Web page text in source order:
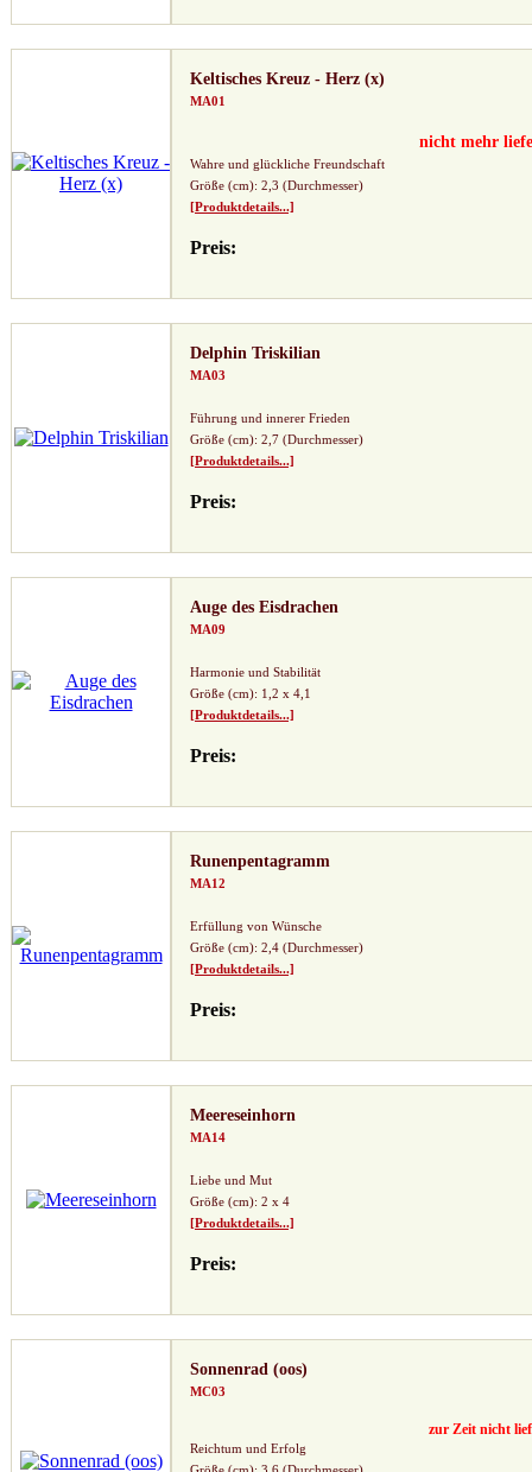
Keltisches Kreuz - Herz (x)
MA01
nicht mehr
Wahre und glückliche Freundschaft
Größe (cm): 2,3 (Durchmesser)
[Produktdetails...]
Preis:
Delphin Triskilian
MA03
Führung und innerer Frieden
Größe (cm): 2,7 (Durchmesser)
[Produktdetails...]
Preis:
Auge des Eisdrachen
MA09
Harmonie und Stabilität
Größe (cm): 1,2 x 4,1
[Produktdetails...]
Preis:
Runenpentagramm
MA12
Erfüllung von Wünsche
Größe (cm): 2,4 (Durchmesser)
[Produktdetails...]
Preis:
Meereseinhorn
MA14
Liebe und Mut
Größe (cm): 2 x 4
[Produktdetails...]
Preis:
Sonnenrad (oos)
MC03
zur Zeit nicht
Reichtum und Erfolg